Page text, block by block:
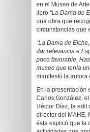
en el Museo de
libro “La Dama de
una obra que
circunstancias que
“La Dama de
dar relevancia a
poco favorable.
museo que tenía
manifestó la autora
En la presentación
Carlos González,
Héctor Díez, la edil
director del MAHE,
ésta explicó que la